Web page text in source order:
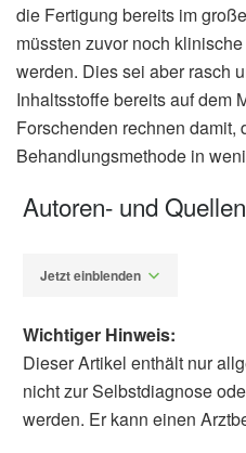
die Fertigung bereits im
müssten zuvor noch
werden. Dies sei aber rasch
Inhaltsstoffe bereits auf dem
Forschenden rechnen damit,
Behandlungsmethode in
Autoren- und
Jetzt einblenden
Wichtiger Hinweis:
Dieser Artikel enthält nur
nicht zur Selbstdiagnose
werden. Er kann einen